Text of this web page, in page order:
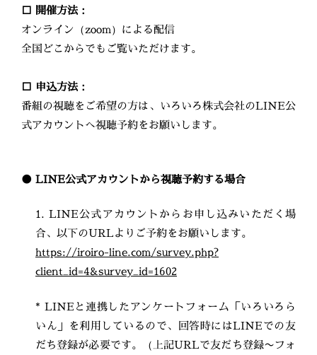
□ 開催方法：
オンライン（zoom）による配信
全国どこからでもご覧いただけます。
□ 申込方法：
番組の視聴をご希望の方は、いろいろ株式会社のLINE公
式アカウントへ視聴予約をお願いします。
● LINE公式アカウントから視聴予約する場合
1. LINE公式アカウントからお申し込みいただく場
合、以下のURLよりご予約をお願いします。
https://iroiro-line.com/survey.php?
client_id=4&survey_id=1602
* LINEと連携したアンケートフォーム「いろいろら
いん」を利用しているので、回答時にはLINEでの友
だち登録が必要です。（上記URLで友だち登録〜フォ